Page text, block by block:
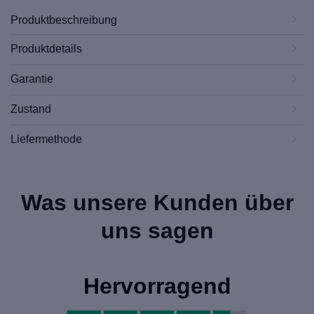
Produktbeschreibung
Produktdetails
Garantie
Zustand
Liefermethode
Was unsere Kunden über
uns sagen
Hervorragend